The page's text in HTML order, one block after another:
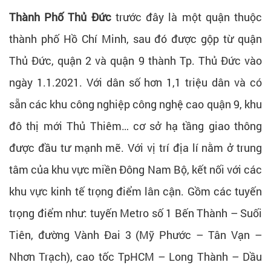
Thành Phố Thủ Đứctrước đây là một quận thuộc
thành phố Hồ Chí Minh, sau đó được gộp từ quận
Thủ Đức, quận 2 và quận 9 thành Tp. Thủ Đức vào
ngày 1.1.2021. Với dân số hơn 1,1 triệu dân và có
sẵn các khu công nghiệp công nghệ cao quận 9, khu
đô thị mới Thủ Thiêm… cơ sở hạ tầng giao thông
được đầu tư mạnh mẽ. Với vị trí địa lí nằm ở trung
tâm của khu vực miền Đông Nam Bộ, kết nối với các
khu vực kinh tế trọng điểm lân cận. Gồm các tuyến
trọng điểm như: tuyến Metro số 1 Bến Thành – Suối
Tiên, đường Vành Đai 3 (Mỹ Phước – Tân Vạn –
Nhơn Trạch), cao tốc TpHCM – Long Thành – Dầu